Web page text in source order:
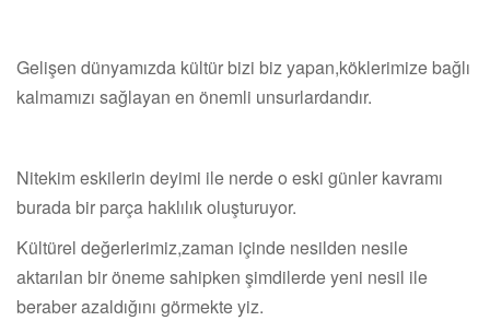
Gelişen dünyamızda kültür bizi biz yapan,köklerimize bağlı
kalmamızı sağlayan en önemli unsurlardandır.
Nitekim eskilerin deyimi ile nerde o eski günler kavramı
burada bir parça haklılık oluşturuyor.
Kültürel değerlerimiz,zaman içinde nesilden nesile
aktarılan bir öneme sahipken şimdilerde yeni nesil ile
beraber azaldığını görmekte yiz.